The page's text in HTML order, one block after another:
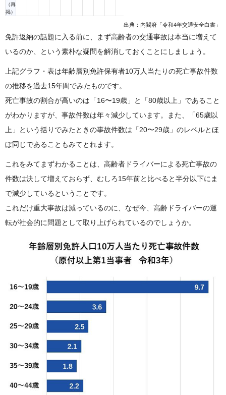
（再
掲）
出典：内閣府「令和4年交通安全白書」
免許返納の話題に入る前に、まず高齢者の交通事故は本当に増えて
いるのか、という素朴な疑問を解消しておくことにしましょう。
上記グラフ・表は年齢層別免許保有者10万人当たりの死亡事故件数
の推移を過去15年間でみたものです。
死亡事故の割合が高いのは「16〜19歳」と「80歳以上」であること
がわかりますが、事故件数は年々減少しています。また、「65歳以
上」という括りでみたときの事故件数は「20〜29歳」のレベルとほ
ぼ同じであることもみてとれます。
これをみてまずわかることは、高齢者ドライバーによる死亡事故の
件数は決して増えておらず、むしろ15年前と比べると半分以下にま
で減少しているということです。
これだけ重大事故は減っているのに、なぜ今、高齢ドライバーの運
転が社会的に問題として取り上げられているのでしょうか。